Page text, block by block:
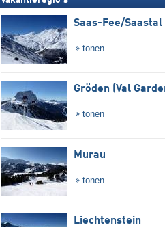
Saas-Fee/​Saastal
tonen
Gröden (Val
tonen
Murau
tonen
Liechtenstein